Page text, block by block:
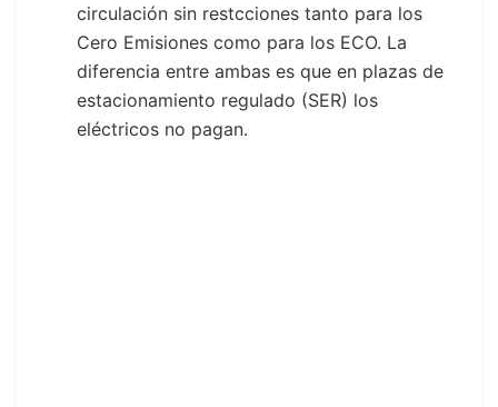
circulación sin restcciones tanto para los
Cero Emisiones como para los ECO. La
diferencia entre ambas es que en plazas de
estacionamiento regulado (SER) los
eléctricos no pagan.